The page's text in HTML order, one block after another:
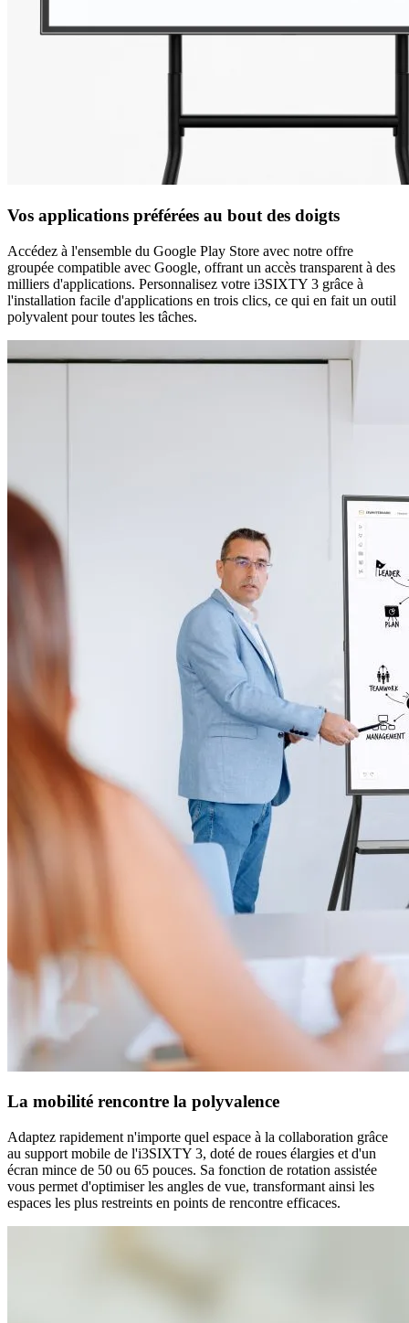
Vos applications préférées au bout des doigts
Accédez à l'ensemble du Google Play Store avec notre offre
groupée compatible avec Google, offrant un accès transparent à des
milliers d'applications. Personnalisez votre i3SIXTY 3 grâce à
l'installation facile d'applications en trois clics, ce qui en fait un outil
polyvalent pour toutes les tâches.
La mobilité rencontre la polyvalence
Adaptez rapidement n'importe quel espace à la collaboration grâce
au support mobile de l'i3SIXTY 3, doté de roues élargies et d'un
écran mince de 50 ou 65 pouces. Sa fonction de rotation assistée
vous permet d'optimiser les angles de vue, transformant ainsi les
espaces les plus restreints en points de rencontre efficaces.